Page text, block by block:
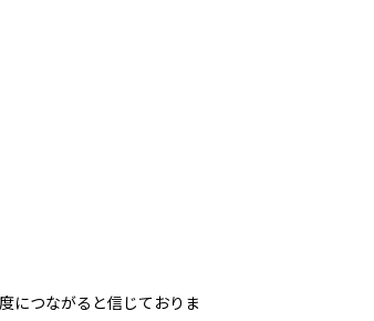
につながると信じておりま